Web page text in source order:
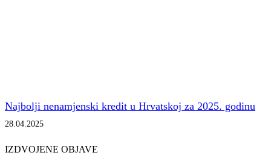
Najbolji nenamjenski kredit u Hrvatskoj za 2025. godinu
28.04.2025
IZDVOJENE OBJAVE